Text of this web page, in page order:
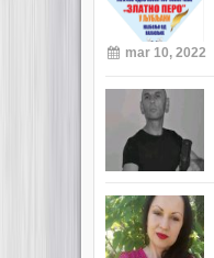
mar 10, 2022